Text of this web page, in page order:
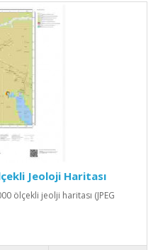
Jeoloji Haritası
ölçekli jeolji haritası (JPEG